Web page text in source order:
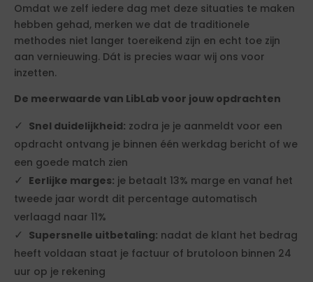
Omdat we zelf iedere dag met deze situaties te maken
hebben gehad, merken we dat de traditionele
methodes niet langer toereikend zijn en echt toe zijn
aan vernieuwing. Dát is precies waar wij ons voor
inzetten.
De meerwaarde van LibLab voor jouw opdrachten
Snel duidelijkheid: zodra je je aanmeldt voor een
opdracht ontvang je binnen één werkdag bericht of we
een goede match zien
Eerlijke marges: je betaalt 13% marge en vanaf het
tweede jaar wordt dit percentage automatisch
verlaagd naar 11%
Supersnelle uitbetaling: nadat de klant het bedrag
heeft voldaan staat je factuur of brutoloon binnen 24
uur op je rekening